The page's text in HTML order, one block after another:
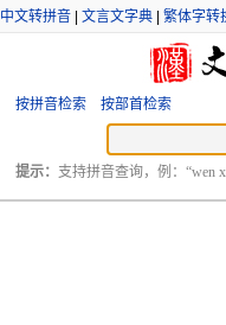
中文转拼音 文言文字典 繁体字转
按拼音检索 按部首检索
提示： 支持拼音查询，例：“wen